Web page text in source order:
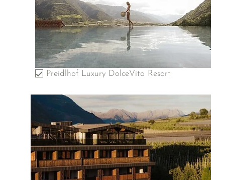
Preidlhof Luxury DolceVita Resort